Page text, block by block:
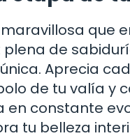
que
de
Aprecia
de tu valía y
constante
tu belleza